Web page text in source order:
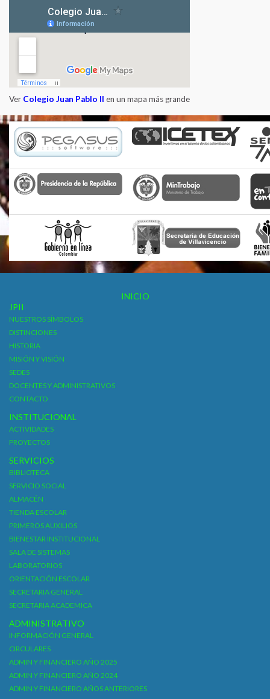
Ver Colegio Juan Pablo II en un mapa más grande
INICIO
JPII
NUESTROS SÍMBOLOS
DISTINCIONES
HISTORIA
MISIÓN Y VISIÓN
SEDES
DOCENTES Y ADMINISTRATIVOS
CONTACTO
INSTITUCIONAL
ACTIVIDADES
PROYECTOS
SERVICIOS
BIBLIOTECA
SERVICIO SOCIAL
ALMACÉN
TIENDA ESCOLAR
PRIMEROS AUXILIOS
BIENESTAR INSTITUCIONAL
SALA DE SISTEMAS
LABORATORIOS
ORIENTACIÓN ESCOLAR
SECRETARIA GENERAL
SECRETARIA ACADEMICA
ADMINISTRATIVO
INFORMACIÓN GENERAL
CIRCULARES
ADMIN Y FINANCIERO AÑO 2025
ADMIN Y FINANCIERO AÑO 2024
ADMIN Y FINANCIERO AÑOS ANTERIORES